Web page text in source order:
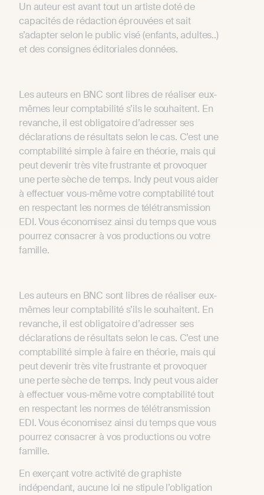
Un auteur est avant tout un artiste doté de
capacités de rédaction éprouvées et sait
s’adapter selon le public visé (enfants, adultes..)
et des consignes éditoriales données.
Les auteurs en BNC sont libres de réaliser eux-
mêmes leur comptabilité s’ils le souhaitent. En
revanche, il est obligatoire d’adresser ses
déclarations de résultats selon le cas. C’est une
comptabilité simple à faire en théorie, mais qui
peut devenir très vite frustrante et provoquer
une perte sèche de temps. Indy peut vous aider
à effectuer vous-même votre comptabilité tout
en respectant les normes de télétransmission
EDI. Vous économisez ainsi du temps que vous
pourrez consacrer à vos productions ou votre
famille.
Les auteurs en BNC sont libres de réaliser eux-
mêmes leur comptabilité s’ils le souhaitent. En
revanche, il est obligatoire d’adresser ses
déclarations de résultats selon le cas. C’est une
comptabilité simple à faire en théorie, mais qui
peut devenir très vite frustrante et provoquer
une perte sèche de temps. Indy peut vous aider
à effectuer vous-même votre comptabilité tout
en respectant les normes de télétransmission
EDI. Vous économisez ainsi du temps que vous
pourrez consacrer à vos productions ou votre
famille.
En exerçant votre activité de graphiste
indépendant, aucune loi ne stipule l’obligation